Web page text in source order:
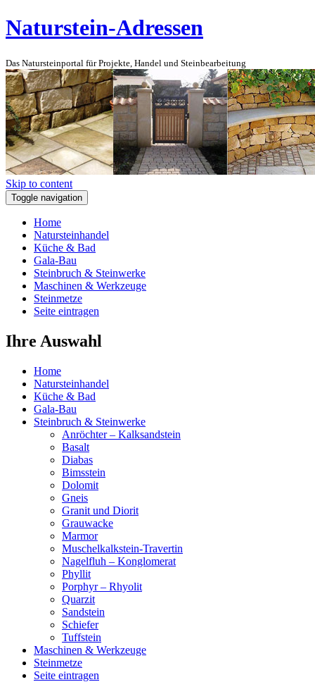
Naturstein-Adressen
Das Natursteinportal für Projekte, Handel und Steinbearbeitung
Skip to content
Toggle navigation
Home
Natursteinhandel
Küche & Bad
Gala-Bau
Steinbruch & Steinwerke
Maschinen & Werkzeuge
Steinmetze
Seite eintragen
Ihre Auswahl
Home
Natursteinhandel
Küche & Bad
Gala-Bau
Steinbruch & Steinwerke
Anröchter – Kalksandstein
Basalt
Diabas
Bimsstein
Dolomit
Gneis
Granit und Diorit
Grauwacke
Marmor
Muschelkalkstein-Travertin
Nagelfluh – Konglomerat
Phyllit
Porphyr – Rhyolit
Quarzit
Sandstein
Schiefer
Tuffstein
Maschinen & Werkzeuge
Steinmetze
Seite eintragen